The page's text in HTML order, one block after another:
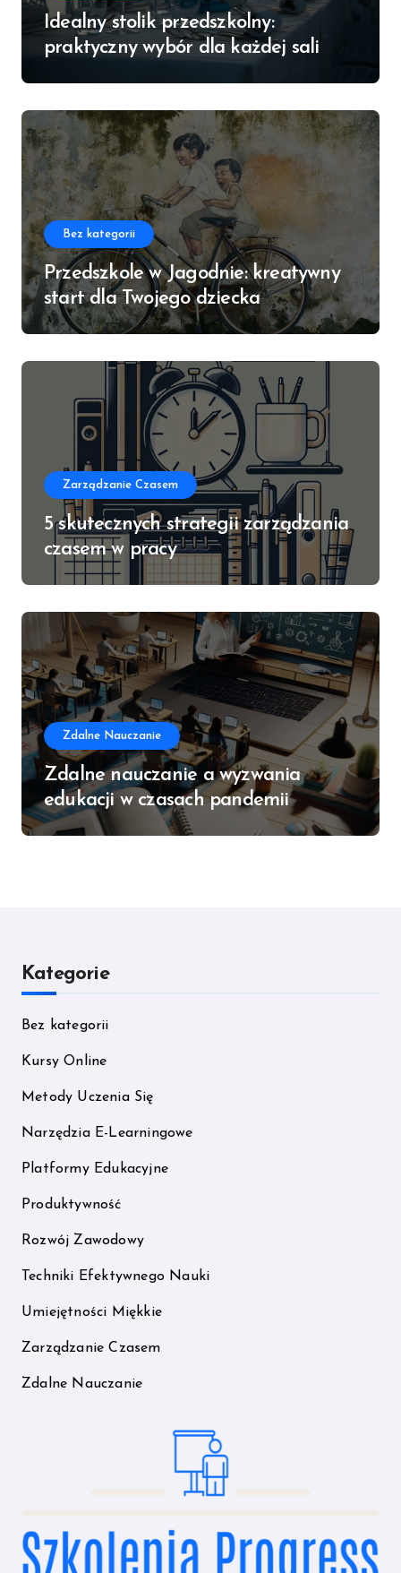
Idealny stolik przedszkolny:
praktyczny wybór dla każdej sali
Bez kategorii
Przedszkole w Jagodnie: kreatywny
start dla Twojego dziecka
Zarządzanie Czasem
5 skutecznych strategii zarządzania
czasem w pracy
Zdalne Nauczanie
Zdalne nauczanie a wyzwania
edukacji w czasach pandemii
Kategorie
Bez kategorii
Kursy Online
Metody Uczenia Się
Narzędzia E-Learningowe
Platformy Edukacyjne
Produktywność
Rozwój Zawodowy
Techniki Efektywnego Nauki
Umiejętności Miękkie
Zarządzanie Czasem
Zdalne Nauczanie